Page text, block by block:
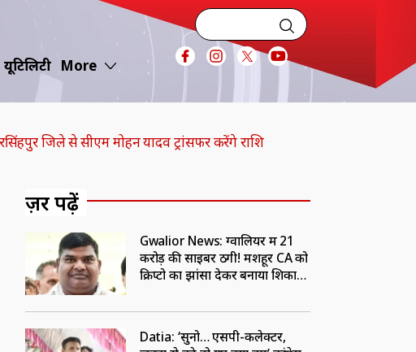
यूटिलिटी More
जिले से सीएम मोहन यादव ट्रांसफर करेंगे राशि
ज़रूर पढ़ें
Gwalior News: ग्वालियर में 21
करोड़ की साइबर ठगी! मशहूर CA को
क्रिप्टो का झांसा देकर बनाया शिकार,
Datia: ‘सुनो… एसपी-कलेक्टर,